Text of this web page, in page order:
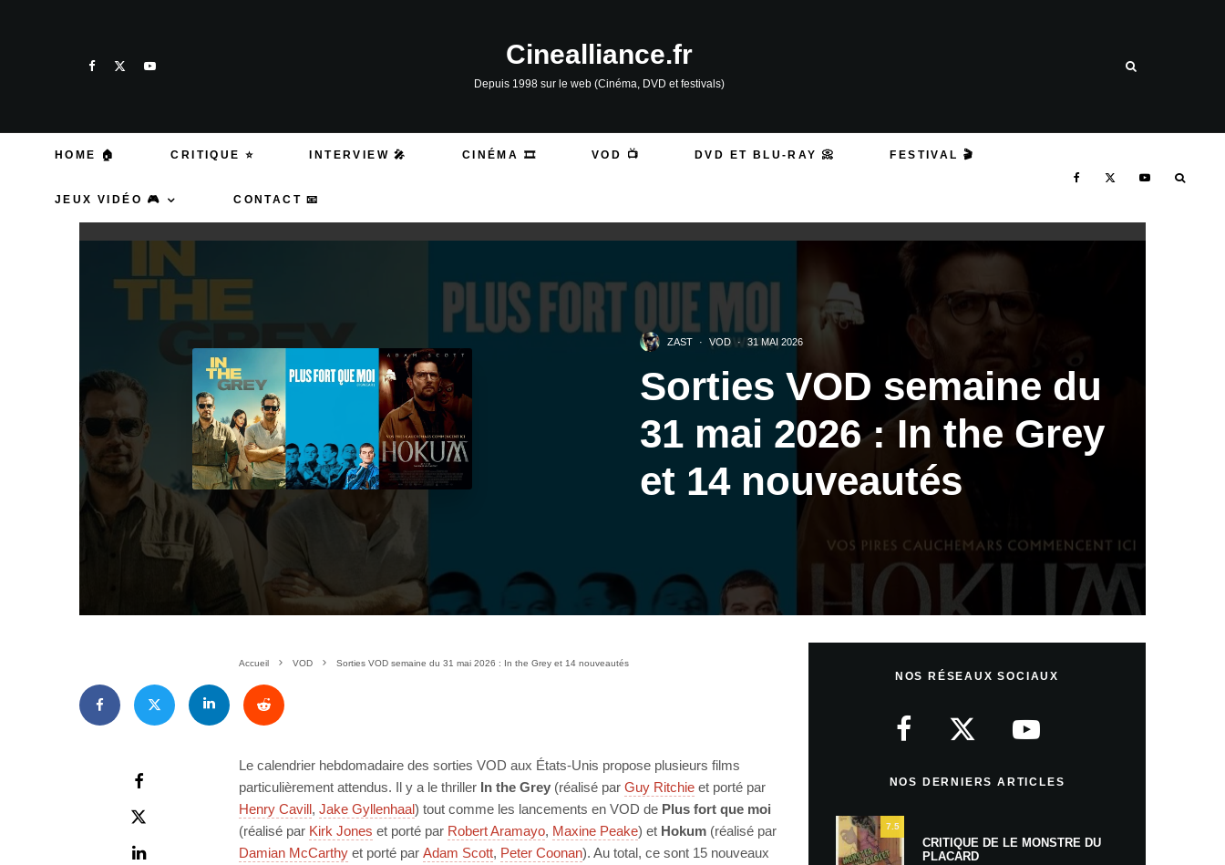
Cinealliance.fr
Depuis 1998 sur le web (Cinéma, DVD et festivals)
HOME 🏠 CRITIQUE ⭐ INTERVIEW 🎤 CINÉMA 🎞️ VOD 📺 DVD ET BLU-RAY 📀 FESTIVAL 🎬
JEUX VIDÉO 🎮 CONTACT 📧
ZAST · VOD · 31 MAI 2026
Sorties VOD semaine du
31 mai 2026 : In the Grey
et 14 nouveautés
Accueil VOD Sorties VOD semaine du 31 mai 2026 : In the Grey et 14 nouveautés
Le calendrier hebdomadaire des sorties VOD aux États-Unis propose plusieurs films
particulièrement attendus. Il y a le thriller In the Grey (réalisé par Guy Ritchie et porté par
Henry Cavill, Jake Gyllenhaal) tout comme les lancements en VOD de Plus fort que moi
(réalisé par Kirk Jones et porté par Robert Aramayo, Maxine Peake) et Hokum (réalisé par
Damian McCarthy et porté par Adam Scott, Peter Coonan). Au total, ce sont 15 nouveaux
NOS RÉSEAUX SOCIAUX
NOS DERNIERS ARTICLES
7.5
CRITIQUE DE LE MONSTRE DU
PLACARD